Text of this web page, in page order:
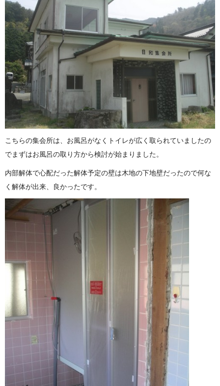
こちらの集会所は、お風呂がなくトイレが広く取られていましたの
でまずはお風呂の取り方から検討が始まりました。
内部解体で心配だった解体予定の壁は木地の下地壁だったので何な
く解体が出来、良かったです。